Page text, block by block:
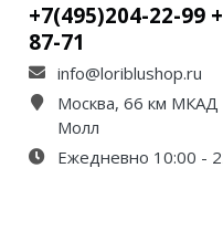
+7(495)204-22-99
87-71
info@loriblushop.ru
Москва, 66 км МКАД
Молл
Ежедневно 10:00 -